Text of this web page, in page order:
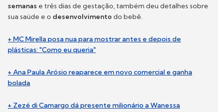
semanas e três dias de gestação, também deu detalhes sobre
sua saúde e o desenvolvimento do bebê.
+ MC Mirella posa nua para mostrar antes e depois de
plásticas: "Como eu queria"
+ Ana Paula Arósio reaparece em novo comercial e ganha
bolada
+ Zezé di Camargo dá presente milionário a Wanessa